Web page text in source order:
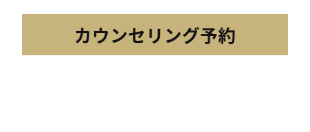
カウンセリング予約